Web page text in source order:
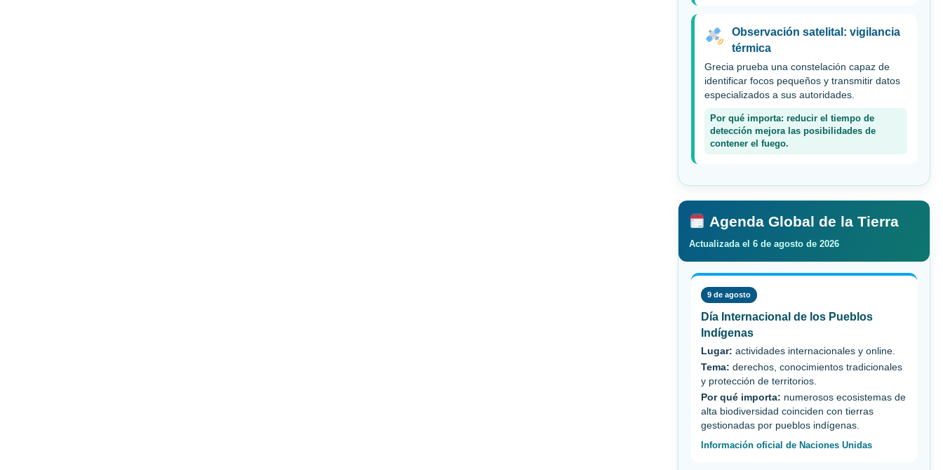
Observación satelital: vigilancia
térmica
Grecia prueba una constelación capaz de
identificar focos pequeños y transmitir datos
especializados a sus autoridades.
Por qué importa: reducir el tiempo de
detección mejora las posibilidades de
contener el fuego.
Agenda Global de la Tierra
Actualizada el 6 de agosto de 2026
9 de agosto
Día Internacional de los Pueblos
Indígenas
Lugar: actividades internacionales y online.
Tema: derechos, conocimientos tradicionales
y protección de territorios.
Por qué importa: numerosos ecosistemas de
alta biodiversidad coinciden con tierras
gestionadas por pueblos indígenas.
Información oficial de Naciones Unidas